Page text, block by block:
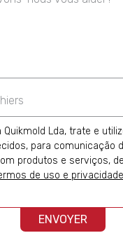
Quikmold Lda, trate e
para comunicação
produtos e serviços,
de uso e privacidade
ENVOYER